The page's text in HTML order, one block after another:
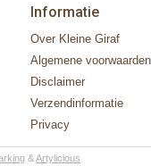
Informatie
Over Kleine Giraf
Algemene voorwaarden
Disclaimer
Verzendinformatie
Privacy
&Artylicious